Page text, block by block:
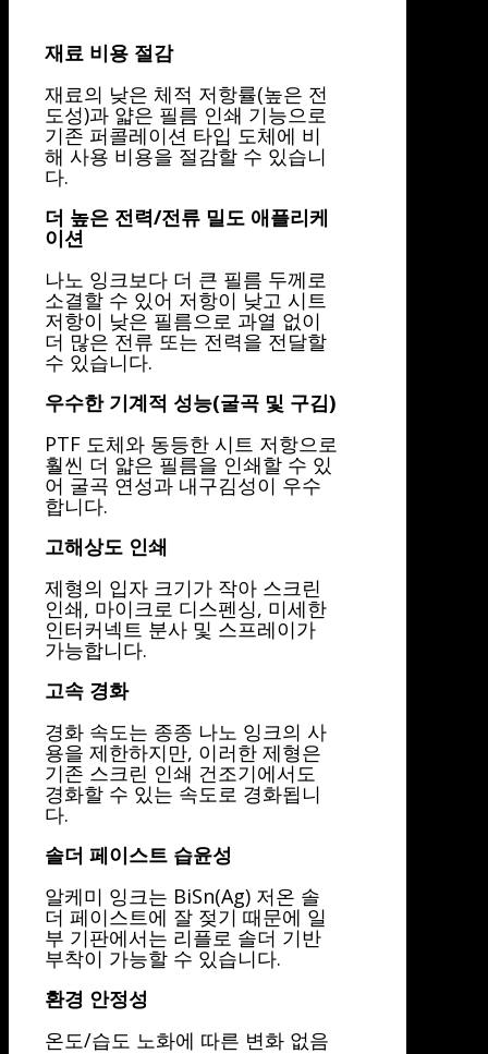
재료 비용 절감
재료의 낮은 체적 저항률(높은 전
도성)과 얇은 필름 인쇄 기능으로
기존 퍼콜레이션 타입 도체에 비
해 사용 비용을 절감할 수 있습니
다.
더 높은 전력/전류 밀도 애플리케
이션
나노 잉크보다 더 큰 필름 두께로
소결할 수 있어 저항이 낮고 시트
저항이 낮은 필름으로 과열 없이
더 많은 전류 또는 전력을 전달할
수 있습니다.
우수한 기계적 성능(굴곡 및 구김)
PTF 도체와 동등한 시트 저항으로
훨씬 더 얇은 필름을 인쇄할 수 있
어 굴곡 연성과 내구김성이 우수
합니다.
고해상도 인쇄
제형의 입자 크기가 작아 스크린
인쇄, 마이크로 디스펜싱, 미세한
인터커넥트 분사 및 스프레이가
가능합니다.
고속 경화
경화 속도는 종종 나노 잉크의 사
용을 제한하지만, 이러한 제형은
기존 스크린 인쇄 건조기에서도
경화할 수 있는 속도로 경화됩니
다.
솔더 페이스트 습윤성
알케미 잉크는 BiSn(Ag) 저온 솔
더 페이스트에 잘 젖기 때문에 일
부 기판에서는 리플로 솔더 기반
부착이 가능할 수 있습니다.
환경 안정성
온도/습도 노화에 따른 변화 없음